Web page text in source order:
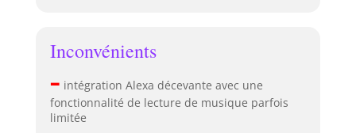
Inconvénients
– intégration Alexa décevante avec une
fonctionnalité de lecture de musique parfois
limitée